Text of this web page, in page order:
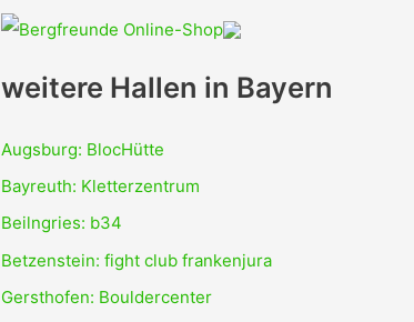
weitere Hallen in Bayern
Augsburg: BlocHütte
Bayreuth: Kletterzentrum
Beilngries: b34
Betzenstein: fight club frankenjura
Gersthofen: Bouldercenter